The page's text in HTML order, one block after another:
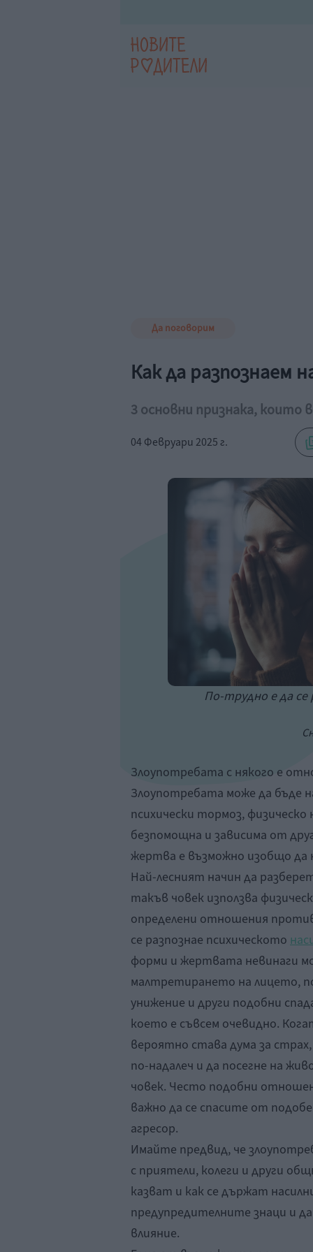
Да поговорим
Как да разпознаем
3 основни признака, които
04 Февруари 2025 г.
По-трудно е да се
Злоупотребата с някого е
Злоупотребата може да бъде
психически тормоз,
безпомощна и зависима от
жертва е възможно изобщо да
Най-лесният начин да
такъв човек използва
определени отношения
се разпознае психическото
форми и жертвата невинаги
малтретирането на лицето,
унижение и други подобни
което е съвсем очевидно.
вероятно става дума за
по-надалеч и да посегне на
човек. Често подобни
важно да се спасите от
агресор.
Имайте предвид, че
с приятели, колеги и други
казват и как се държат
предупредителните знаци и
влияние.